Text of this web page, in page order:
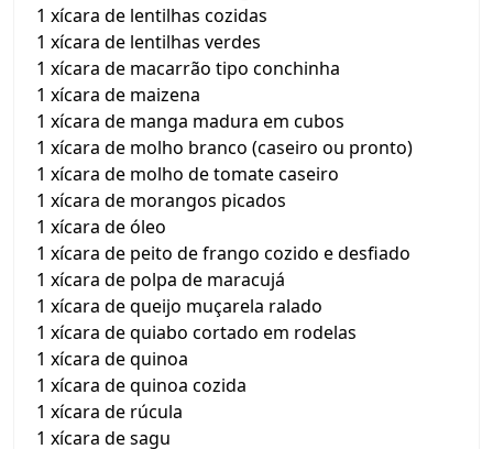
1 xícara de lentilhas cozidas
1 xícara de lentilhas verdes
1 xícara de macarrão tipo conchinha
1 xícara de maizena
1 xícara de manga madura em cubos
1 xícara de molho branco (caseiro ou pronto)
1 xícara de molho de tomate caseiro
1 xícara de morangos picados
1 xícara de óleo
1 xícara de peito de frango cozido e desfiado
1 xícara de polpa de maracujá
1 xícara de queijo muçarela ralado
1 xícara de quiabo cortado em rodelas
1 xícara de quinoa
1 xícara de quinoa cozida
1 xícara de rúcula
1 xícara de sagu